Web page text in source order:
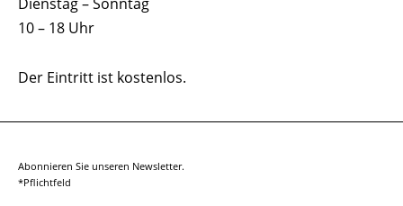
10 – 18 Uhr
Der Eintritt ist kostenlos.
Abonnieren Sie unseren Newsletter.
*Pflichtfeld